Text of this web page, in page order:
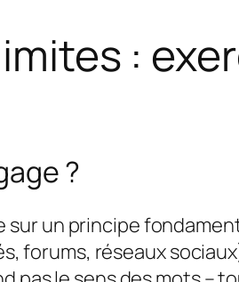
:
?
un principe
forums, réseaux